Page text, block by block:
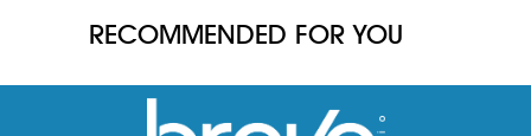
RECOMMENDED FOR YOU